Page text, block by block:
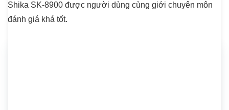
Shika SK-8900 được người dùng cùng giới chuyên môn
đánh giá khá tốt.